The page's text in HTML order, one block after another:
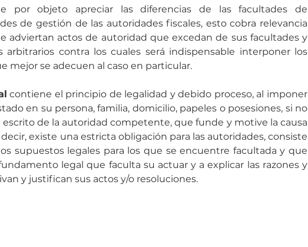
por objeto apreciar las diferencias de las facultades de
de gestión de las autoridades fiscales, esto cobra relevancia
adviertan actos de autoridad que excedan de sus facultades y
arbitrarios contra los cuales será indispensable interponer los
mejor se adecuen al caso en particular.
contiene el principio de legalidad y debido proceso, al imponer
en su persona, familia, domicilio, papeles o posesiones, si no
de la autoridad competente, que funde y motive la causa
existe una estricta obligación para las autoridades, consiste
supuestos legales para los que se encuentre facultada y que
legal que faculta su actuar y a explicar las razones y
y justifican sus actos y/o resoluciones.